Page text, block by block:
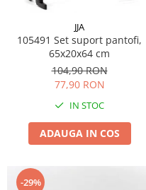
JJA
105491 Set suport pantofi,
65x20x64 cm
104,90 RON
77,90 RON
IN STOC
ADAUGA IN COS
-29%